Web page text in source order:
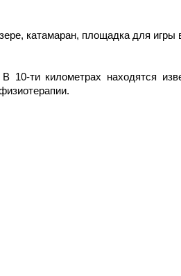
катамаран, площадка для
10-ти километрах находятся